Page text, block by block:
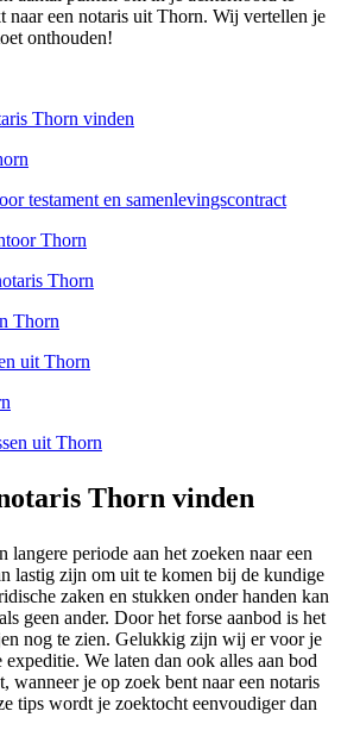
naar een notaris uit Thorn. Wij vertellen je
onthouden!
Thorn vinden
testament en samenlevingscontract
Thorn
Thorn
Thorn
uit Thorn
uit Thorn
Thorn vinden
langere periode aan het zoeken naar een
lastig zijn om uit te komen bij de kundige
zaken en stukken onder handen kan
geen ander. Door het forse aanbod is het
nog te zien. Gelukkig zijn wij er voor je
We laten dan ook alles aan bod
wanneer je op zoek bent naar een notaris
tips wordt je zoektocht eenvoudiger dan